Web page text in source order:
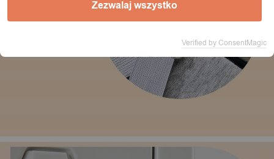
Zezwalaj wszystko
Verified by ConsentMagic